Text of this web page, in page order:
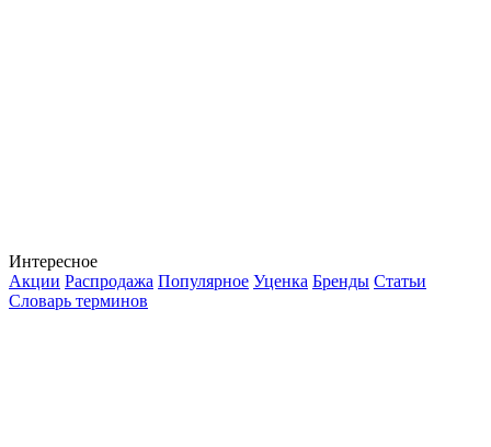
Интересное
Акции Распродажа Популярное Уценка Бренды Статьи
Словарь терминов